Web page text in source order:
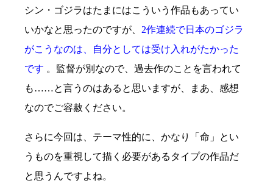
シン・ゴジラはたまにはこういう作品もあってい
いかなと思ったのですが、 2作連続で日本のゴジラ
がこうなのは、自分としては受け入れがたかった
です 。監督が別なので、過去作のことを言われて
も……と言うのはあると思いますが、まあ、感想
なのでご容赦ください。
さらに今回は、テーマ性的に、かなり「命」とい
うものを重視して描く必要があるタイプの作品だ
と思うんですよね。